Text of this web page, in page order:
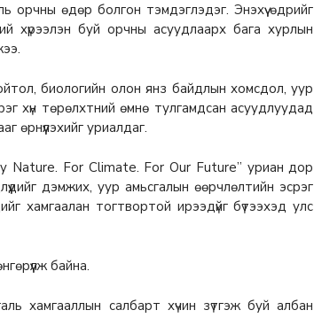
орчны өдөр болгон тэмдэглэдэг. Энэхүү өдрийг
буй орчны асуудлаарх бага хурлын
биологийн олон янз байдлын хомсдол, уур
хүн төрөлхтний өмнө тулгамдсан асуудлуудад
өрнүүлэхийг уриалдаг.
Nature. For Climate. For Our Future” уриан дор
дэмжих, уур амьсгалын өөрчлөлтийн эсрэг
хамгаалан тогтвортой ирээдүйг бүтээхэд улс
байна.
хамгааллын салбарт хүчин зүтгэж буй албан